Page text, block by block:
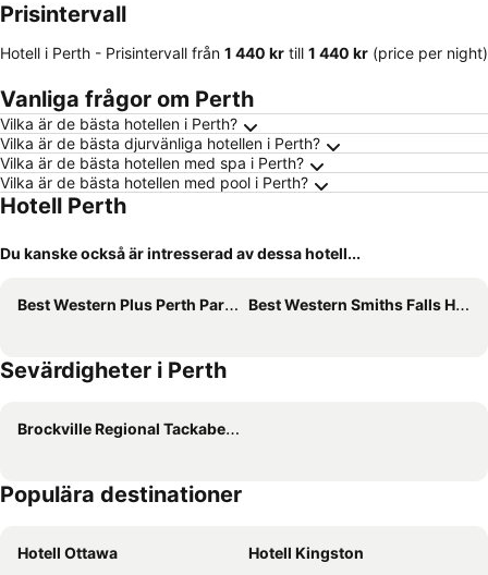
Prisintervall
Hotell i Perth - Prisintervall från ‎1 440 kr till ‎1 440 kr (price per night)
Vanliga frågor om Perth
Vilka är de bästa hotellen i Perth?
Vilka är de bästa djurvänliga hotellen i Perth?
Vilka är de bästa hotellen med spa i Perth?
Vilka är de bästa hotellen med pool i Perth?
Hotell Perth
Du kanske också är intresserad av dessa hotell...
Best Western Plus Perth Parkside Inn & Spa Best Western Smiths Falls Hotel
Sevärdigheter i Perth
Brockville Regional Tackaberry Airport
Populära destinationer
Hotell Ottawa
Hotell Kingston